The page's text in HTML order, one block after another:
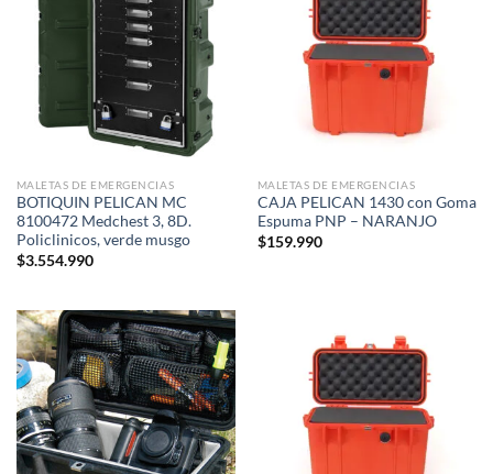
MALETAS DE EMERGENCIAS
BOTIQUIN PELICAN MC
8100472 Medchest 3, 8D.
Policlinicos, verde musgo
$3.554.990
MALETAS DE EMERGENCIAS
CAJA PELICAN 1430 con Goma
Espuma PNP – NARANJO
$159.990